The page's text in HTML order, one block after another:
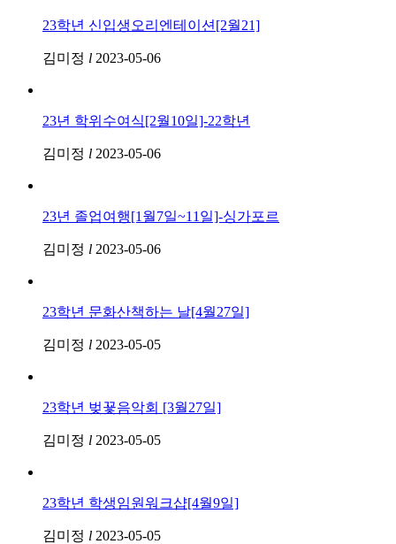
23학년 신입생오리엔테이션[2월21]
김미정 l 2023-05-06
23년 학위수여식[2월10일]-22학년
김미정 l 2023-05-06
23년 졸업여행[1월7일~11일]-싱가포르
김미정 l 2023-05-06
23학년 문화산책하는 날[4월27일]
김미정 l 2023-05-05
23학년 벚꾳음악회 [3월27일]
김미정 l 2023-05-05
23학년 학생임원워크샵[4월9일]
김미정 l 2023-05-05